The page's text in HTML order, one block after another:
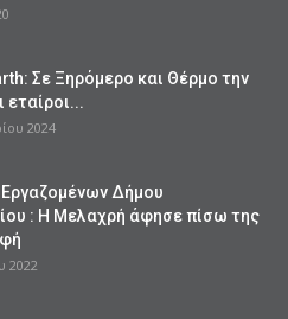
Σε Ξηρόμερο και Θέρμο την
εταίροι...
2024
Δήμου
: Η Μελαχρή άφησε πίσω της
2022